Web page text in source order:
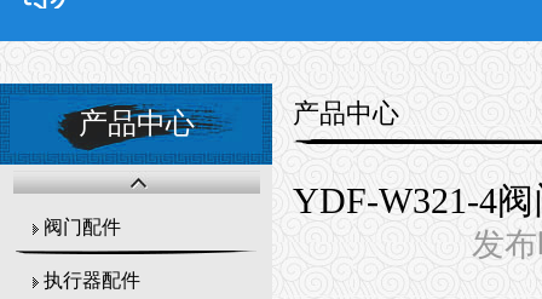
产品中心
阀门配件
执行器配件
产品中心
YDF-W321-4
发